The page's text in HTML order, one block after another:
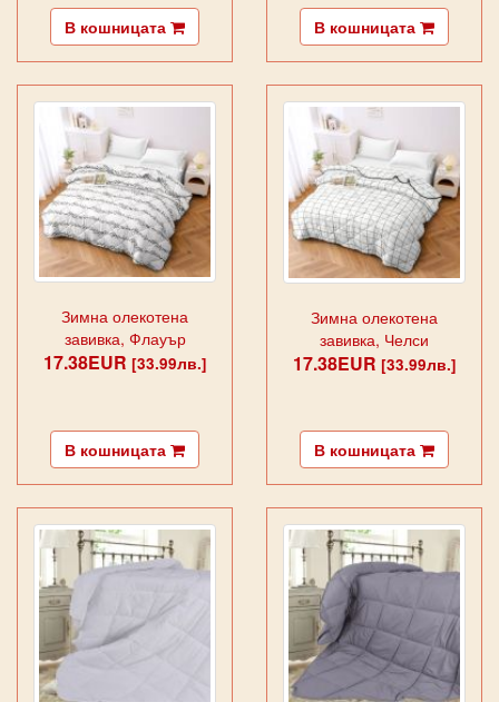
В кошницата В кошницата
Зимна олекотена
завивка, Флауър
17.38EUR [33.99лв.]
В кошницата
Зимна олекотена
завивка, Челси
17.38EUR [33.99лв.]
В кошницата